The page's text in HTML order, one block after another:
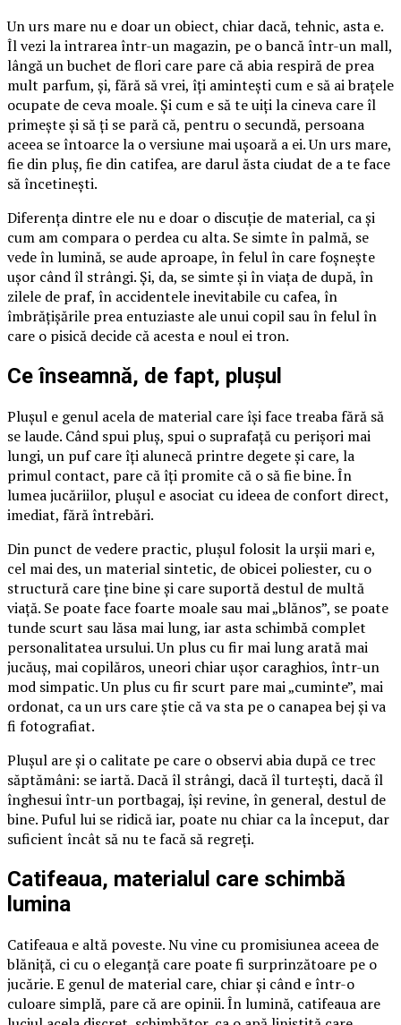
Un urs mare nu e doar un obiect, chiar dacă, tehnic, asta e.
Îl vezi la intrarea într-un magazin, pe o bancă într-un mall,
lângă un buchet de flori care pare că abia respiră de prea
mult parfum, și, fără să vrei, îți amintești cum e să ai brațele
ocupate de ceva moale. Și cum e să te uiți la cineva care îl
primește și să ți se pară că, pentru o secundă, persoana
aceea se întoarce la o versiune mai ușoară a ei. Un urs mare,
fie din pluș, fie din catifea, are darul ăsta ciudat de a te face
să încetinești.
Diferența dintre ele nu e doar o discuție de material, ca și
cum am compara o perdea cu alta. Se simte în palmă, se
vede în lumină, se aude aproape, în felul în care foșnește
ușor când îl strângi. Și, da, se simte și în viața de după, în
zilele de praf, în accidentele inevitabile cu cafea, în
îmbrățișările prea entuziaste ale unui copil sau în felul în
care o pisică decide că acesta e noul ei tron.
Ce înseamnă, de fapt, plușul
Plușul e genul acela de material care își face treaba fără să
se laude. Când spui pluș, spui o suprafață cu perișori mai
lungi, un puf care îți alunecă printre degete și care, la
primul contact, pare că îți promite că o să fie bine. În
lumea jucăriilor, plușul e asociat cu ideea de confort direct,
imediat, fără întrebări.
Din punct de vedere practic, plușul folosit la urșii mari e,
cel mai des, un material sintetic, de obicei poliester, cu o
structură care ține bine și care suportă destul de multă
viață. Se poate face foarte moale sau mai „blănos”, se poate
tunde scurt sau lăsa mai lung, iar asta schimbă complet
personalitatea ursului. Un plus cu fir mai lung arată mai
jucăuș, mai copilăros, uneori chiar ușor caraghios, într-un
mod simpatic. Un plus cu fir scurt pare mai „cuminte”, mai
ordonat, ca un urs care știe că va sta pe o canapea bej și va
fi fotografiat.
Plușul are și o calitate pe care o observi abia după ce trec
săptămâni: se iartă. Dacă îl strângi, dacă îl turtești, dacă îl
înghesui într-un portbagaj, își revine, în general, destul de
bine. Puful lui se ridică iar, poate nu chiar ca la început, dar
suficient încât să nu te facă să regreți.
Catifeaua, materialul care schimbă
lumina
Catifeaua e altă poveste. Nu vine cu promisiunea aceea de
blăniță, ci cu o eleganță care poate fi surprinzătoare pe o
jucărie. E genul de material care, chiar și când e într-o
culoare simplă, pare că are opinii. În lumină, catifeaua are